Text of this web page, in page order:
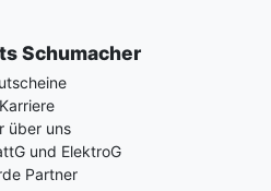
Schumacher
Karriere
über uns
und ElektroG
Partner